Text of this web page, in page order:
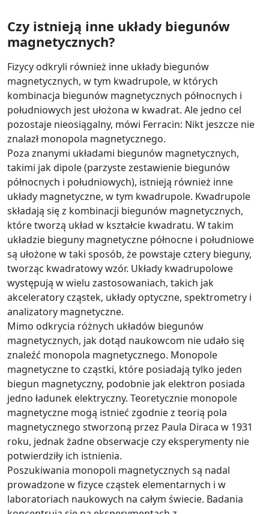
Czy istnieją inne układy biegunów
magnetycznych?
Fizycy odkryli również inne układy biegunów
magnetycznych, w tym kwadrupole, w których
kombinacja biegunów magnetycznych północnych i
południowych jest ułożona w kwadrat. Ale jedno cel
pozostaje nieosiągalny, mówi Ferracin: Nikt jeszcze nie
znalazł monopola magnetycznego.
Poza znanymi układami biegunów magnetycznych,
takimi jak dipole (parzyste zestawienie biegunów
północnych i południowych), istnieją również inne
układy magnetyczne, w tym kwadrupole. Kwadrupole
składają się z kombinacji biegunów magnetycznych,
które tworzą układ w kształcie kwadratu. W takim
układzie bieguny magnetyczne północne i południowe
są ułożone w taki sposób, że powstaje cztery bieguny,
tworząc kwadratowy wzór. Układy kwadrupolowe
występują w wielu zastosowaniach, takich jak
akceleratory cząstek, układy optyczne, spektrometry i
analizatory magnetyczne.
Mimo odkrycia różnych układów biegunów
magnetycznych, jak dotąd naukowcom nie udało się
znaleźć monopola magnetycznego. Monopole
magnetyczne to cząstki, które posiadają tylko jeden
biegun magnetyczny, podobnie jak elektron posiada
jedno ładunek elektryczny. Teoretycznie monopole
magnetyczne mogą istnieć zgodnie z teorią pola
magnetycznego stworzoną przez Paula Diraca w 1931
roku, jednak żadne obserwacje czy eksperymenty nie
potwierdziły ich istnienia.
Poszukiwania monopoli magnetycznych są nadal
prowadzone w fizyce cząstek elementarnych i w
laboratoriach naukowych na całym świecie. Badania